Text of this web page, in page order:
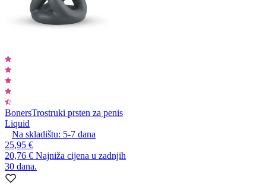
BonersTrostruki prsten za penis
Liquid
Na skladištu: 5-7 dana
25,95 €
20,76 € Najniža cijena u zadnjih
30 dana.